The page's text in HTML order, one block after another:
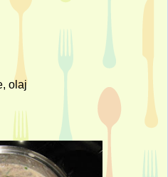
olaj